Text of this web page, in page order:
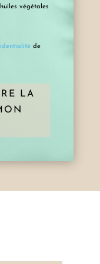
végétales
de
LA